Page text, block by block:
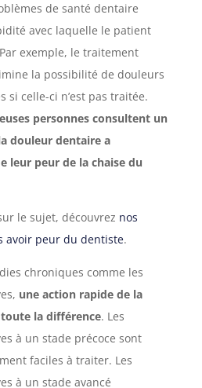
de santé dentaire
avec laquelle le patient
exemple, le traitement
la possibilité de douleurs
si celle-ci n’est pas traitée.
personnes consultent un
douleur dentaire a
leur peur de la chaise du
le sujet, découvrez nos
avoir peur du dentiste.
chroniques comme les
une action rapide de la
la différence. Les
à un stade précoce sont
faciles à traiter. Les
à un stade avancé